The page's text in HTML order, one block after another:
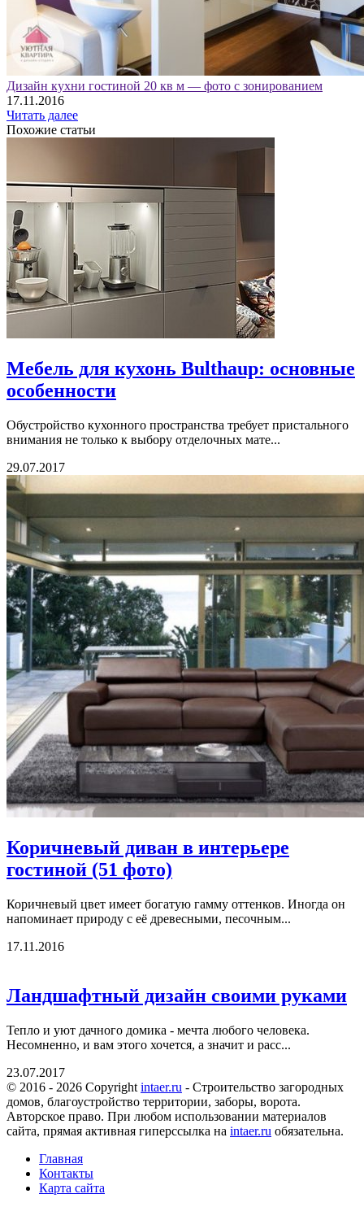
Дизайн кухни гостиной 20 кв м — фото с зонированием
17.11.2016
Читать далее
Похожие статьи
Мебель для кухонь Bulthaup: основные
особенности
Обустройство кухонного пространства требует пристального
внимания не только к выбору отделочных мате...
29.07.2017
Коричневый диван в интерьере
гостиной (51 фото)
Коричневый цвет имеет богатую гамму оттенков. Иногда он
напоминает природу с её древесными, песочным...
17.11.2016
Ландшафтный дизайн своими руками
Тепло и уют дачного домика - мечта любого человека.
Несомненно, и вам этого хочется, а значит и расс...
23.07.2017
© 2016 - 2026 Copyright intaer.ru - Cтроительство загородных
домов, благоустройство территории, заборы, ворота.
Авторское право. При любом использовании материалов
сайта, прямая активная гиперссылка на intaer.ru обязательна.
Главная
Контакты
Карта сайта